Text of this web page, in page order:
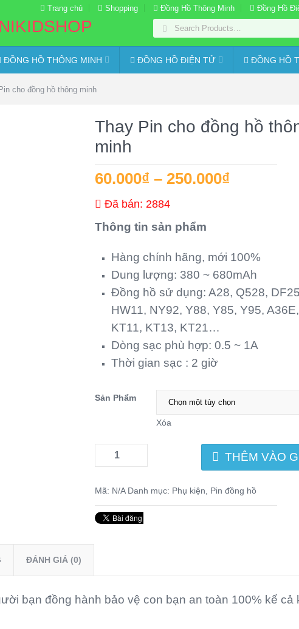
Trang chủ Shopping Đồng Hồ Thông Minh Đồng Hồ
ĐỒNG HỒ THÔNG MINH ĐỒNG HỒ ĐIỆN TỬ ĐỒNG HỒ
cho đồng hồ thông minh
Thay Pin cho đồng hồ
minh
60.000₫ – 250.000₫
Đã bán: 2884
Thông tin sản phẩm
Hàng chính hãng, mới 100%
Dung lượng: 380 ~ 680mAh
Đồng hồ sử dụng: A28, Q528,
HW11, NY92, Y88, Y85, Y95, A36E,
KT11, KT13, KT21…
Dòng sạc phù hợp: 0.5 ~ 1A
Thời gian sạc : 2 giờ
Sản Phẩm
Xóa
THÊM VÀO
Mã: N/A Danh mục: Phụ kiện Pin đồng hồ
ĐÁNH GIÁ (0)
bạn đồng hành bảo vệ con bạn an toàn 100% kể cả